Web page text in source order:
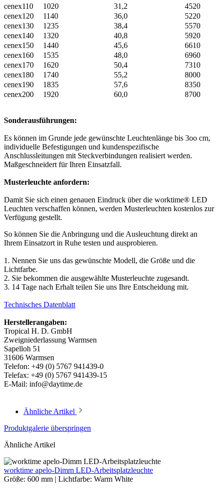
cenex110
1020 31,2
4520
cenex120
1140 36,0
5220
cenex130
1235 38,4
5570
cenex140
1320 40,8
5920
cenex150
1440 45,6
6610
cenex160
1535 48,0
6960
cenex170
1620 50,4
7310
cenex180
1740 55,2
8000
cenex190
1835 57,6
8350
cenex200
1920 60,0 8700
Sonderausführungen:
Es können im Grunde jede gewünschte Leuchtenlänge bis 3oo cm,
individuelle Befestigungen und kundenspezifische
Anschlussleitungen mit Steckverbindungen realisiert werden.
Maßgeschneidert für Ihren Einsatzfall.
Musterleuchte anfordern:
Damit Sie sich einen genauen Eindruck über die worktime® LED
Leuchten verschaffen können, werden Musterleuchten kostenlos zur
Verfügung gestellt.
So können Sie die Anbringung und die Ausleuchtung direkt an
Ihrem Einsatzort in Ruhe testen und ausprobieren.
1. Nennen Sie uns das gewünschte Modell, die Größe und die
Lichtfarbe.
2. Sie bekommen die ausgewählte Musterleuchte zugesandt.
3. 14 Tage nach Erhalt teilen Sie uns Ihre Entscheidung mit.
Technisches Datenblatt
Herstellerangaben:
Tropical H. D. GmbH
Zweigniederlassung Warmsen
Sapelloh 51
31606 Warmsen
Telefon: +49 (0) 5767 941439-0
Telefax: +49 (0) 5767 941439-15
E-Mail: info@daytime.de
Ähnliche Artikel
Produktgalerie überspringen
Ähnliche Artikel
worktime apelo-Dimm LED-Arbeitsplatzleuchte
Größe: 600 mm | Lichtfarbe: Warm White